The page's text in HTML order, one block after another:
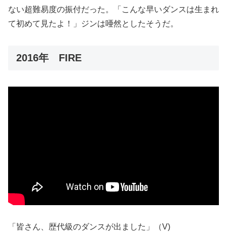
ない超難易度の振付だった。「こんな早いダンスは生まれ
て初めて見たよ！」ジンは唖然としたそうだ。
2016年 FIRE
「皆さん、歴代級のダンスが出ました」（V)